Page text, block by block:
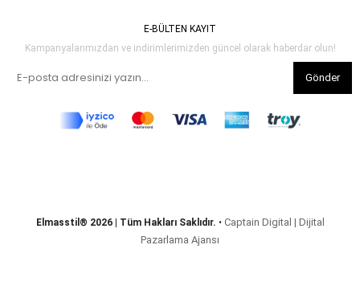
E-BÜLTEN KAYIT
Kampanyalarımızdan ve indirimlerimizden güncel olarak haberdar olun!
Gönder
Elmasstil® 2026 | Tüm Hakları Saklıdır. • Captain Digital | Dijital
Pazarlama Ajansı